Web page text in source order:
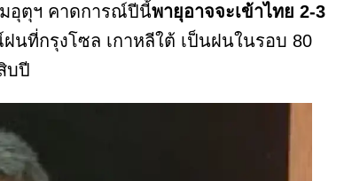
มอุตุฯ คาดการณ์ปีนี้พายุอาจจะเข้าไทย 2-3
นที่กรุงโซล เกาหลีใต้ เป็นฝนในรอบ 80
บปี